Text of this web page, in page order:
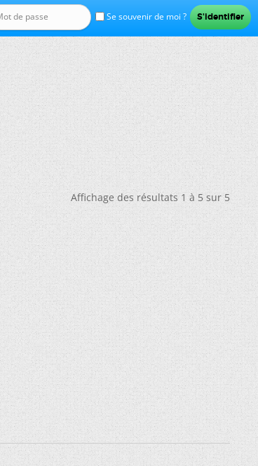
Se souvenir de moi ?
Affichage des résultats 1 à 5 sur 5